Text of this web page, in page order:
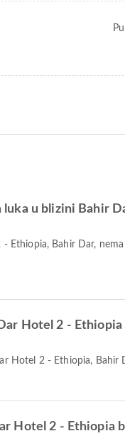
luka u blizini Bahir
Ethiopia, Bahir Dar,
Hotel 2 - Ethiopia
Hotel 2 - Ethiopia, Bahir
Hotel 2 - Ethiopia